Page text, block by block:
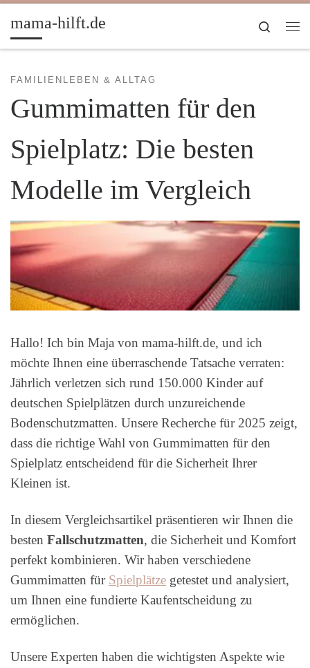
Zum Inhalt springen
mama-hilft.de
Search
FAMILIENLEBEN & ALLTAG
Gummimatten für den
Spielplatz: Die besten
Modelle im Vergleich
Hallo! Ich bin Maja von mama-hilft.de, und ich
möchte Ihnen eine überraschende Tatsache verraten:
Jährlich verletzen sich rund 150.000 Kinder auf
deutschen Spielplätzen durch unzureichende
Bodenschutzmatten. Unsere Recherche für 2025 zeigt,
dass die richtige Wahl von Gummimatten für den
Spielplatz entscheidend für die Sicherheit Ihrer
Kleinen ist.
In diesem Vergleichsartikel präsentieren wir Ihnen die
besten Fallschutzmatten, die Sicherheit und Komfort
perfekt kombinieren. Wir haben verschiedene
Gummimatten für Spielplätze getestet und analysiert,
um Ihnen eine fundierte Kaufentscheidung zu
ermöglichen.
Unsere Experten haben die wichtigsten Aspekte wie